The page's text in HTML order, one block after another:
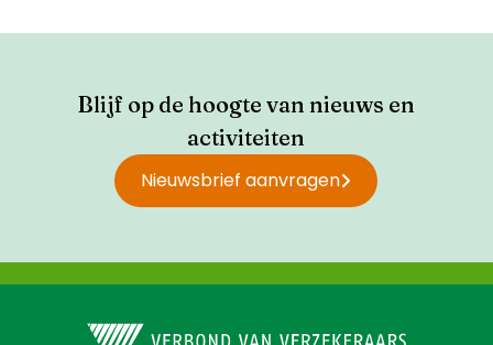
Blijf op de hoogte van nieuws en
activiteiten
Nieuwsbrief aanvragen